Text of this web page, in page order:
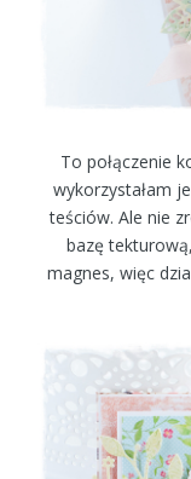
To połączenie
wykorzystałam
teściów. Ale nie
bazę
magnes, więc